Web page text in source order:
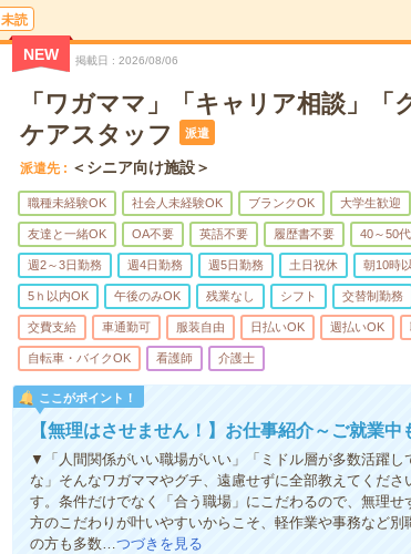
未読
NEW 掲載日 2026/08/06
「ワガママ」「キャリア相談」「
ケアスタッフ
派遣
派遣先 ＜シニア向け施設＞
職種未経験OK 社会人未経験OK ブランクOK 大学生歓迎
友達と一緒OK OA不要 英語不要 履歴書不要 40～50
週2～3日勤務 週4日勤務 週5日勤務 土日祝休 朝10時
5ｈ以内OK 午後のみOK 残業なし シフト 交替制勤務
交費支給 車通勤可 服装自由 日払いOK 週払いOK
自転車・バイクOK 看護師 介護士
ここがポイント！
【無理はさせません！】お仕事紹介～ご就業中
▼「人間関係がいい職場がいい」「ミドル層が多数活躍
な」そんなワガママやグチ、遠慮せずに全部教えてくだ
す。条件だけでなく「合う職場」にこだわるので、無理
方のこだわりが叶いやすいからこそ、軽作業や事務など
の方も多数…つづきを見る